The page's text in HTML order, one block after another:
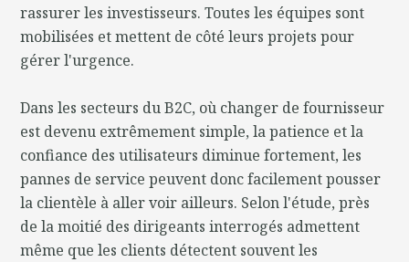
rassurer les investisseurs. Toutes les équipes sont
mobilisées et mettent de côté leurs projets pour
gérer l'urgence.
Dans les secteurs du B2C, où changer de fournisseur
est devenu extrêmement simple, la patience et la
confiance des utilisateurs diminue fortement, les
pannes de service peuvent donc facilement pousser
la clientèle à aller voir ailleurs. Selon l'étude, près
de la moitié des dirigeants interrogés admettent
même que les clients détectent souvent les